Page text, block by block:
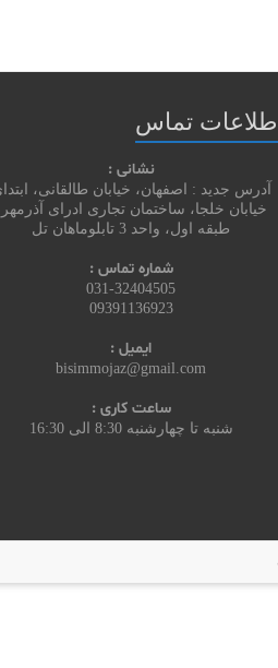
تماس
نشانی :
آدرس جدید : اصفهان، خیابان طالقانی،
خیابان خلجا، ساختمان تجاری ادرای
طبقه اول، واحد 3 تابلوماهان تل
شماره تماس :
031-32404505
09391136923
ایمیل :
bisimmojaz@gmail.com
ساعت کاری :
شنبه تا چهارشنبه 8:30 الی 16:30